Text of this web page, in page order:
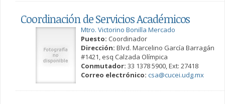
Coordinación de Servicios Académicos
Mtro. Victorino Bonilla Mercado
Puesto: Coordinador
Dirección: Blvd. Marcelino García Barragán
#1421, esq Calzada Olímpica
Conmutador: 33 1378 5900, Ext: 27418
Correo electrónico: csa@cucei.udg.mx